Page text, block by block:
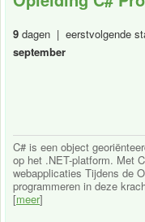
9 dagen | eerstvolgende
september
C# is een object
op het .NET-platform. Met
webapplicaties Tijdens de
programmeren in deze
[meer]